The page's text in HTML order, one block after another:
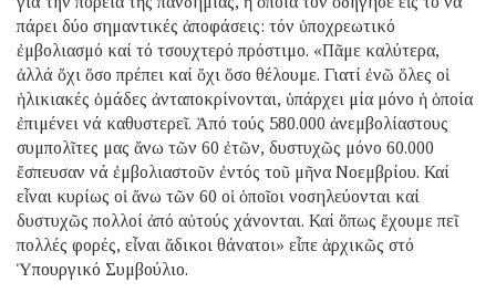
πάρει δύο σημαντικές ἀποφάσεις: τόν ὑποχρεωτικό
ἐμβολιασμό καί τό τσουχτερό πρόστιμο. «Πᾶμε καλύτερα,
ἀλλά ὄχι ὅσο πρέπει καί ὄχι ὅσο θέλουμε. Γιατί ἐνῶ ὅλες οἱ
ἡλικιακές ὁμάδες ἀνταποκρίνονται, ὑπάρχει μία μόνο ἡ ὁποία
ἐπιμένει νά καθυστερεῖ. Ἀπό τούς 580.000 ἀνεμβολίαστους
συμπολῖτες μας ἄνω τῶν 60 ἐτῶν, δυστυχῶς μόνο 60.000
ἔσπευσαν νά ἐμβολιαστοῦν ἐντός τοῦ μῆνα Νοεμβρίου. Καί
εἶναι κυρίως οἱ ἄνω τῶν 60 οἱ ὁποῖοι νοσηλεύονται καί
δυστυχῶς πολλοί ἀπό αὐτούς χάνονται. Καί ὅπως ἔχουμε πεῖ
πολλές φορές, εἶναι ἄδικοι θάνατοι» εἶπε ἀρχικῶς στό
Ὑπουργικό Συμβούλιο.